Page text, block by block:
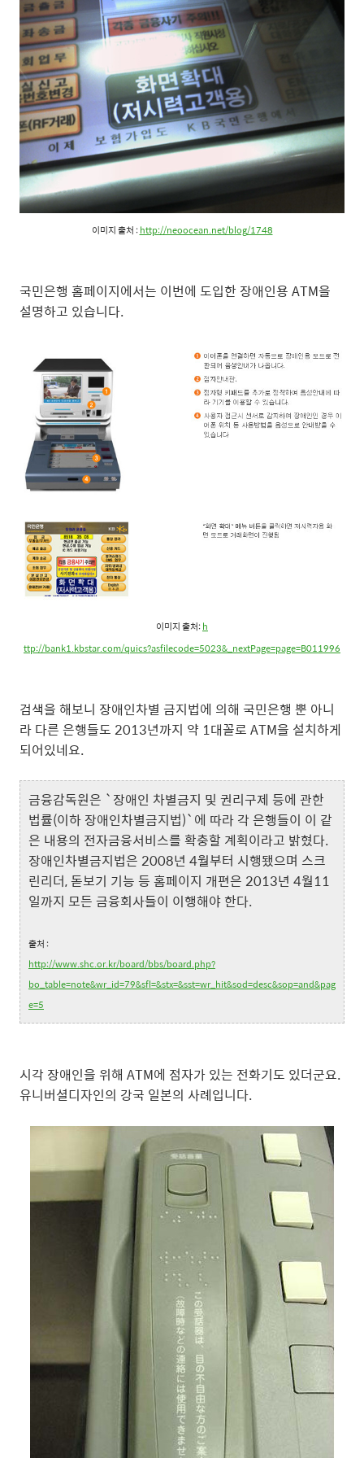
이미지 출처 :http://neoocean.net/blog/1748
국민은행 홈페이지에서는 이번에 도입한 장애인용 ATM을
설명하고 있습니다.
이미지 출처:h
ttp://bank1.kbstar.com/quics?asfilecode=5023&_nextPage=page=B011996
검색을 해보니 장애인차별 금지법에 의해 국민은행 뿐 아니
라 다른 은행들도 2013년까지 약 1대꼴로 ATM을 설치하게
되어있네요.
금융감독원은 `장애인 차별금지 및 권리구제 등에 관한
법률(이하 장애인차별금지법)`에 따라 각 은행들이 이 같
은 내용의 전자금융서비스를 확충할 계획이라고 밝혔다.
장애인차별금지법은 2008년 4월부터 시행됐으며 스크
린리더, 돋보기 기능 등 홈페이지 개편은 2013년 4월11
일까지 모든 금융회사들이 이행해야 한다.
출처 :
http://www.shc.or.kr/board/bbs/board.php?
bo_table=note&wr_id=79&sfl=&stx=&sst=wr_hit&sod=desc&sop=and&pag
e=5
시각 장애인을 위해 ATM에 점자가 있는 전화기도 있더군요.
유니버셜디자인의 강국 일본의 사례입니다.